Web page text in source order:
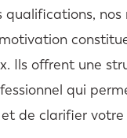
qualifications, nos
Ils offrent une
qui
de clarifier votre